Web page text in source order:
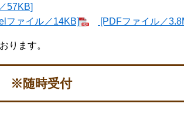
57KB]
ファイル／14KB] [PDFファイル／
ります。
※随時受付